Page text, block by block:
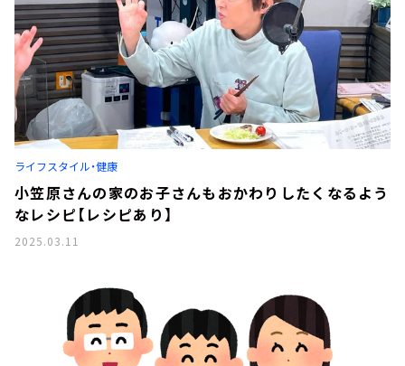
ライフスタイル・健康
小笠原さんの家のお子さんもおかわりしたくなるよう
なレシピ【レシピあり】
2025.03.11